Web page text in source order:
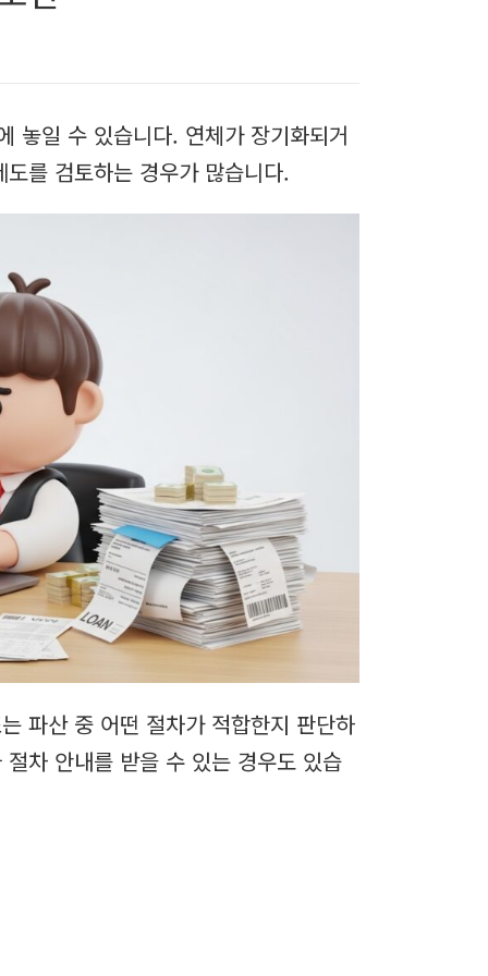
놓일 수 있습니다. 연체가 장기화되거
를 검토하는 경우가 많습니다.
파산 중 어떤 절차가 적합한지 판단하
차 안내를 받을 수 있는 경우도 있습